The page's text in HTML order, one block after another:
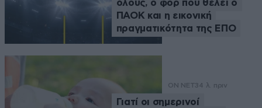
όλους, ο φορ που θέλει ο
ΠΑΟΚ και η εικονική
πραγματικότητα της ΕΠΟ
ON NET34 λ. πριν
Γιατί οι σημερινοί